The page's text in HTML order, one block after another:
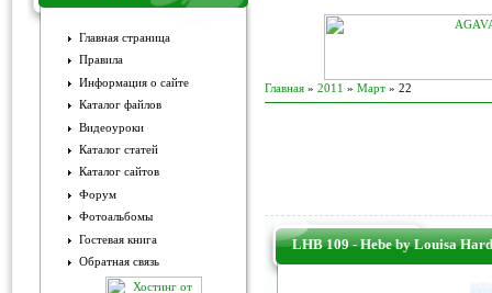
Главная страница
Правила
Информация о сайте
Каталог файлов
Видеоуроки
Каталог статей
Каталог сайтов
Форум
Фотоальбомы
Гостевая книга
Обратная связь
Главная » 2011 » Март » 22
LHB 109 - Hebe by Louisa